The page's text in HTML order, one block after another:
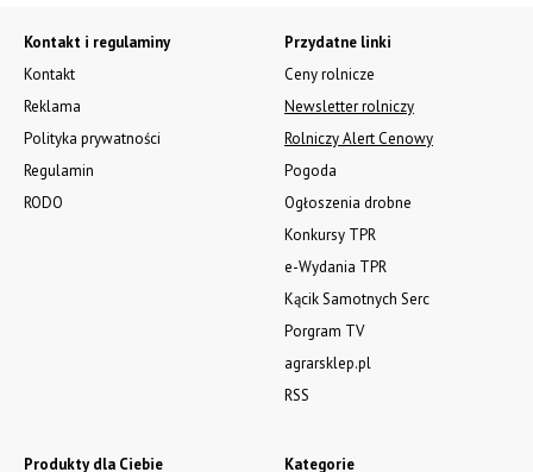
Kontakt i regulaminy
Kontakt
Reklama
Polityka prywatności
Regulamin
RODO
Kategorie
Produkty dla Ciebie
Przydatne linki
Ceny rolnicze
Newsletter rolniczy
Rolniczy Alert Cenowy
Pogoda
Ogłoszenia drobne
Konkursy TPR
e-Wydania TPR
Kącik Samotnych Serc
Porgram TV
agrarsklep.pl
RSS